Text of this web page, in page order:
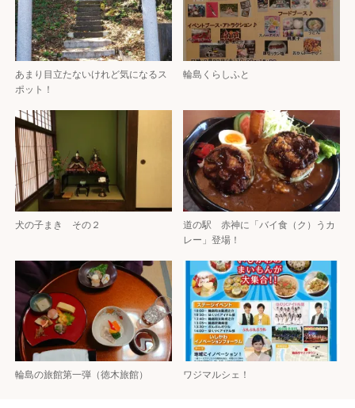
あまり目立たないけれど気になるス
ポット！
輪島くらしふと
犬の子まき その２
道の駅 赤神に「バイ食（ク）うカ
レー」登場！
輪島の旅館第一弾（徳木旅館） ワジマルシェ！